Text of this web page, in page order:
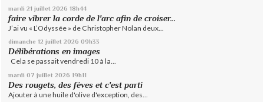
mardi 21 juillet 2026 18h44
faire vibrer la corde de l'arc afin de croiser...
J’ai vu « L’Odyssée » de Christopher Nolan deux...
dimanche 12 juillet 2026 09h33
Délibérations en images
Cela se passait vendredi 10 à la...
mardi 07 juillet 2026 19h11
Des rougets, des fèves et c'est parti
Ajouter à une huile d'olive d'exception, des...